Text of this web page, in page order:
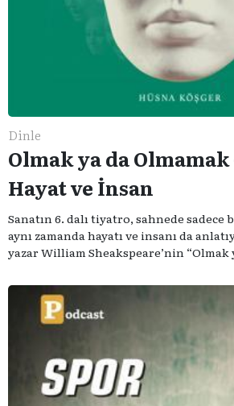
Dinle
Olmak ya da
Hayat ve İnsan
Sanatın 6. dalı tiyatro, sahnede
aynı zamanda hayatı ve insanı da
yazar William Sheakspeare’nin “Olmak
serimizde; tiyatroyu, alanının uzman
konuşuyoruz..